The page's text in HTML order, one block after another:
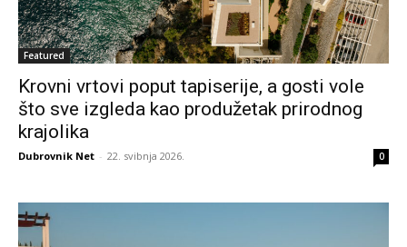
Featured
Krovni vrtovi poput tapiserije, a gosti vole
što sve izgleda kao produžetak prirodnog
krajolika
Dubrovnik Net - 22. svibnja 2026. 0